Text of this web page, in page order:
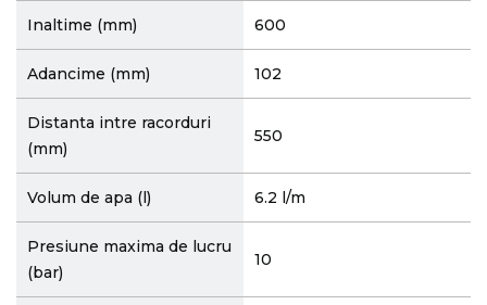
Inaltime (mm) 600
Adancime (mm) 102
Distanta intre racorduri
(mm)
550
Volum de apa (l) 6.2 l/m
Presiune maxima de lucru
(bar)
10